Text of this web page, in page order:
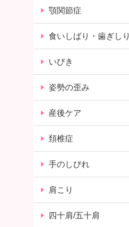
顎関節症
食いしばり・歯ぎしり
いびき
姿勢の歪み
産後ケア
頚椎症
手のしびれ
肩こり
四十肩/五十肩